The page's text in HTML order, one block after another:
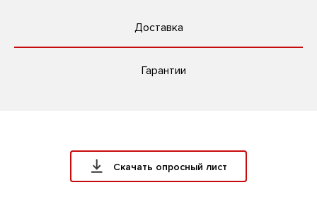
Доставка
Гарантии
Скачать опросный лист